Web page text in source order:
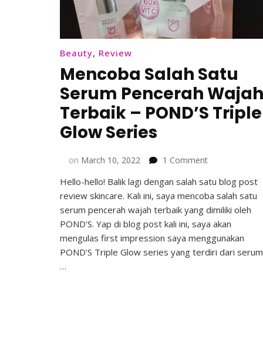
Beauty, Review
Mencoba Salah Satu
Serum Pencerah Wajah
Terbaik – POND’S Triple
Glow Series
on March 10, 2022 1 Commenton
Salah
Satu
Serum
Pencerah
Wajah
Terbaik
–
Hello-hello! Balik lagi dengan salah satu blog post
review skincare. Kali ini, saya mencoba salah satu
serum pencerah wajah terbaik yang dimiliki oleh
POND’S. Yap di blog post kali ini, saya akan
mengulas first impression saya menggunakan
POND’S Triple Glow series yang terdiri dari serum
…